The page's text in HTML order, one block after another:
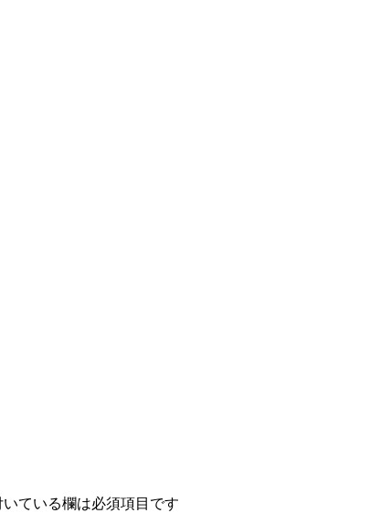
いている欄は必須項目です